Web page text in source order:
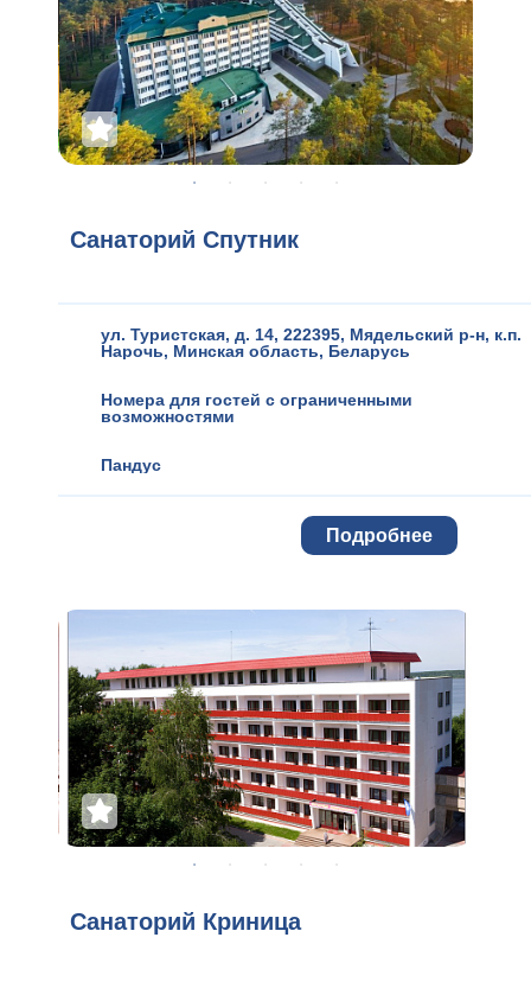
Санаторий Спутник
ул. Туристская, д. 14, 222395, Мядельский р-н, к.п.
Нарочь, Минская область, Беларусь
Номера для гостей с ограниченными
возможностями
Пандус
Подробнее
Санаторий Криница